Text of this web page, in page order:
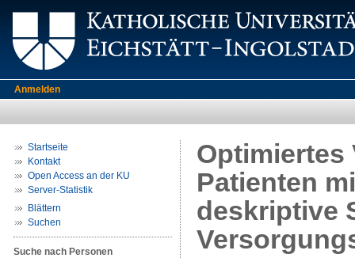
Anmelden
Startseite
Kontakt
Open Access an der KU
Server-Statistik
Blättern
Suchen
Suche nach Personen
Optimiertes
Patienten
deskriptive